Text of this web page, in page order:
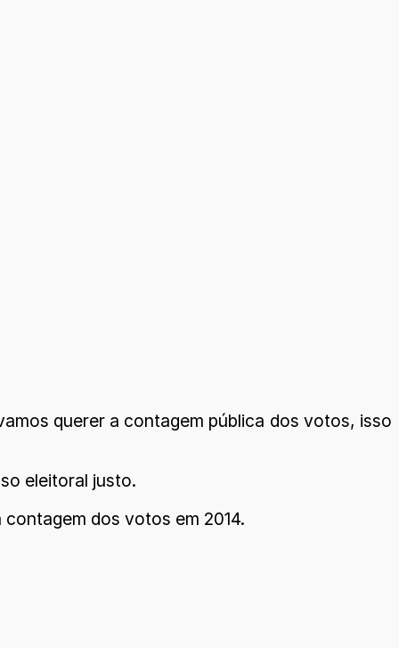
querer a contagem pública dos votos, isso
eleitoral justo.
dos votos em 2014.